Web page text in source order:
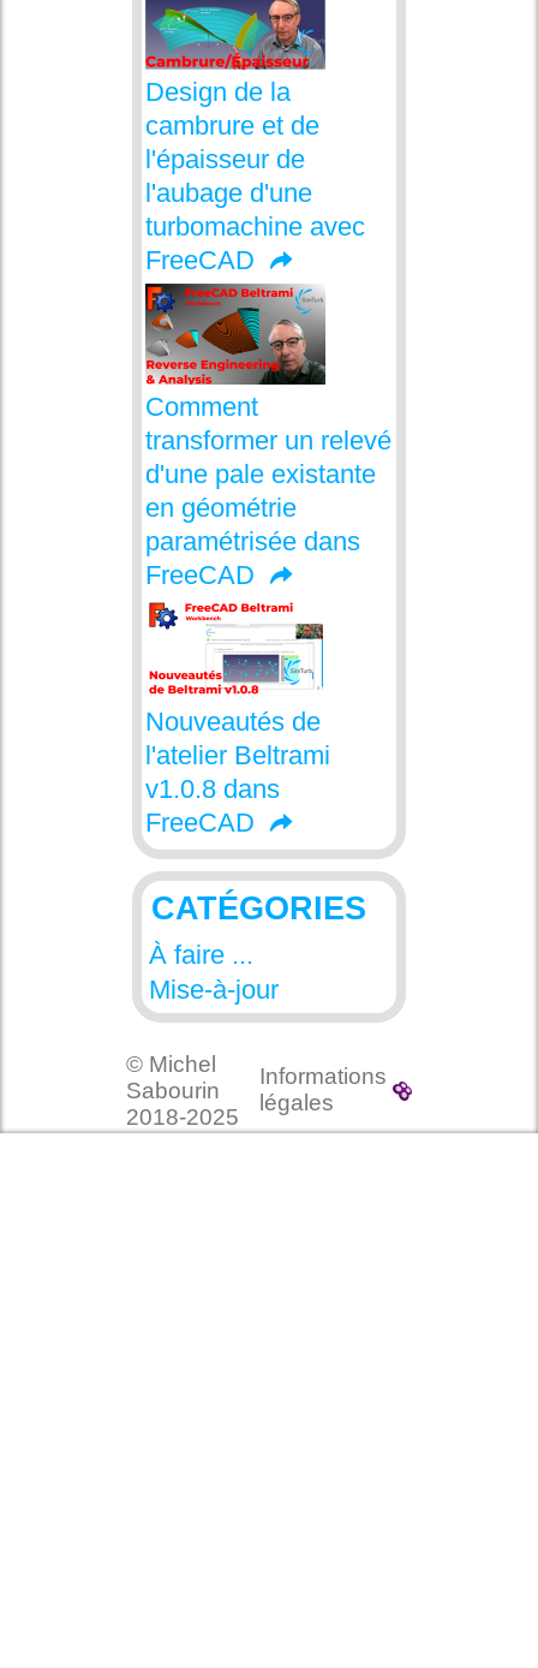
Design de la
cambrure et de
l'épaisseur de
l'aubage d'une
turbomachine avec
FreeCAD
Comment
transformer un relevé
d'une pale existante
en géométrie
paramétrisée dans
FreeCAD
Nouveautés de
l'atelier Beltrami
v1.0.8 dans
FreeCAD
CATÉGORIES
À faire ...
Mise-à-jour
© Michel
Sabourin
2018-2025
Informations
légales